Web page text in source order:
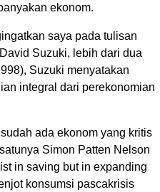
ekonom.
saya pada tulisan
Suzuki, lebih dari dua
Suzuki menyatakan
integral dari perekonomian
ada ekonom yang kritis
Simon Patten Nelson
in saving but in expanding
konsumsi pascakrisis